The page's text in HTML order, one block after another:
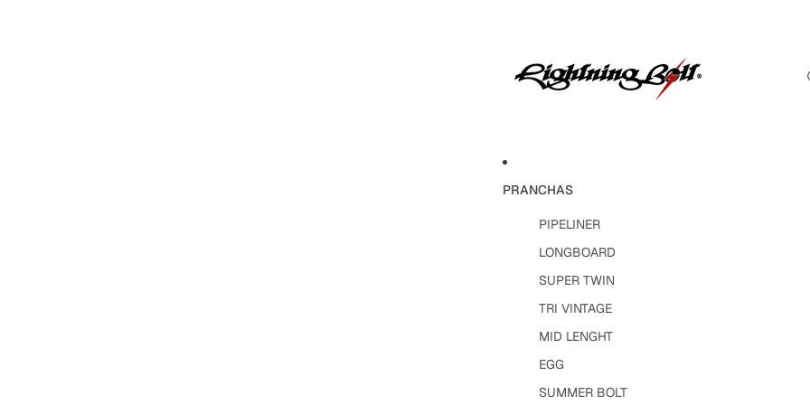
PRANCHAS
PIPELINER
LONGBOARD
SUPER TWIN
TRI VINTAGE
MID LENGHT
EGG
SUMMER BOLT